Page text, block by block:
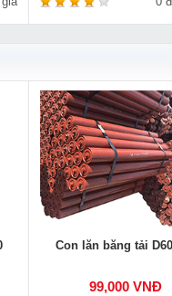
Con lăn băng tải
99,000 VNĐ